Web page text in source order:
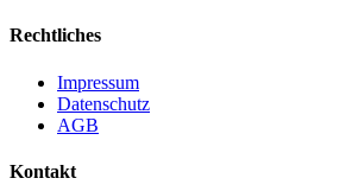
Rechtliches
Impressum
Datenschutz
AGB
Kontakt